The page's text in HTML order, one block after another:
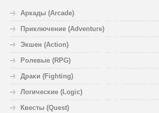
Аркады (Arcade)
Приключение (Adventure)
Экшен (Action)
Ролевые (RPG)
Драки (Fighting)
Логические (Logic)
Квесты (Quest)